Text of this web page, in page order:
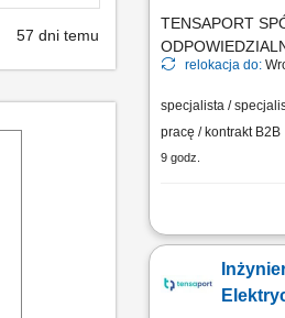
57 dni temu
TENSAPORT
relokacja do:
specjalista /
pracę / kontrakt B2B
9 godz.
Zadania:
Koordynacja
podwykonawczych